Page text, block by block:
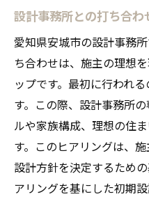
設計事務所との打ち合わ
愛知県安城市の設計事務
ち合わせは、施主の理想
ップです。最初に行われ
す。この際、設計事務所
ルや家族構成、理想の住
す。このヒアリングは、
設計方針を決定するため
アリングを基にした初期